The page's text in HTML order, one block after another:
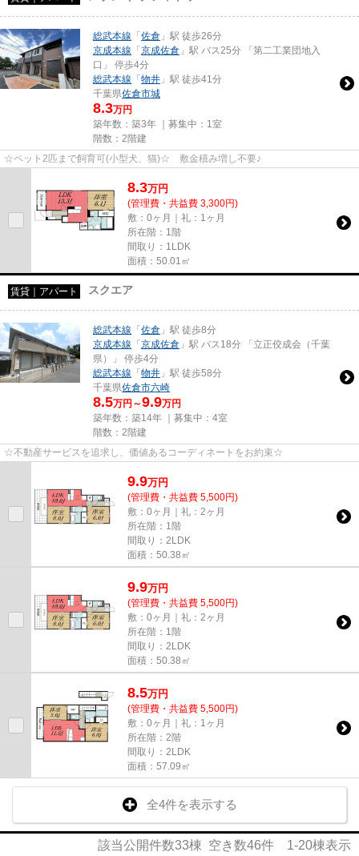
総武本線 「佐倉 」駅 徒歩26分
京成本線 「京成佐倉 」駅 バス25分 「第二工業団地入
口」 停歩4分
総武本線 「物井 」駅 徒歩41分
千葉県佐倉市城
8.3万円
築年数：築3年 ｜募集中： 1室
階数：2階建
☆ペット2匹まで飼育可(小型犬、猫)☆ 敷金積み増し不要♪
8.3万円
(管理費・共益費 3,300円)
敷：0ヶ月｜礼：1ヶ月
所在階：1階
間取り：1LDK
面積：50.01㎡
賃貸｜アパート スクエア
総武本線 「佐倉 」駅 徒歩8分
京成本線 「京成佐倉 」駅 バス18分 「立正佼成会（千葉
県）」 停歩4分
総武本線 「物井 」駅 徒歩58分
千葉県佐倉市六崎
8.5万円～9.9万円
築年数：築14年 ｜募集中： 4室
階数：2階建
☆不動産サービスを追求し、価値あるコーディネートをお約束☆
9.9万円
(管理費・共益費 5,500円)
敷：0ヶ月｜礼：2ヶ月
所在階：1階
間取り：2LDK
面積：50.38㎡
9.9万円
(管理費・共益費 5,500円)
敷：0ヶ月｜礼：2ヶ月
所在階：1階
間取り：2LDK
面積：50.38㎡
8.5万円
(管理費・共益費 5,500円)
敷：0ヶ月｜礼：1ヶ月
所在階：2階
間取り：2LDK
面積：57.09㎡
全4件を表示する
該当公開件数33棟 空き数46件 1-20棟表示